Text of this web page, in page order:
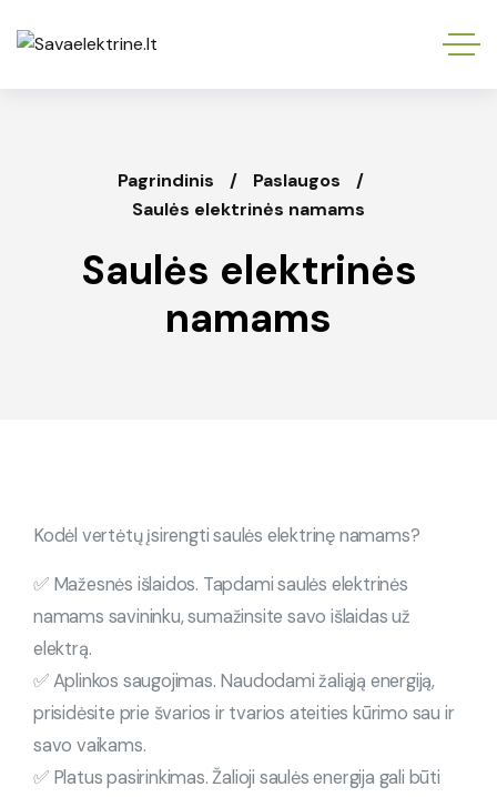
Pagrindinis
Paslaugos
Saulės elektrinės namams
Saulės elektrinės
namams
Kodėl vertėtų įsirengti saulės elektrinę namams?
✅ Mažesnės išlaidos. Tapdami saulės elektrinės
namams savininku, sumažinsite savo išlaidas už
elektrą.
✅ Aplinkos saugojimas. Naudodami žaliąją energiją,
prisidėsite prie švarios ir tvarios ateities kūrimo sau ir
savo vaikams.
✅ Platus pasirinkimas. Žalioji saulės energija gali būti